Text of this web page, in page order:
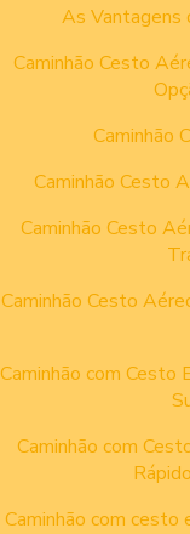
As Vantagens
Caminhão Cesto
Caminhão
Caminhão Cesto
Caminhão Cesto
Caminhão Cesto
Caminhão com Cesto
Caminhão com
Caminhão com